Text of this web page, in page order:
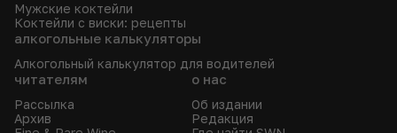
Мужские коктейли
Коктейли с виски: рецепты
алкогольные калькуляторы
Алкогольный калькулятор для водителей
читателям
Рассылка
Архив
о нас
Об издании
Редакция